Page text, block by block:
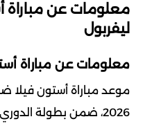
معلومات عن مباراة
ليفربول
معلومات عن مباراة
2026، ضمن بطولة